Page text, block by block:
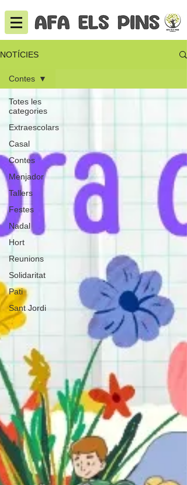
NOTÍCIES
Totes les
categories
Extraescolars
Casal
Contes
Menjador
Tallers
Festes
Nadal
Hort
Reunions
Solidaritat
Pati
Sant Jordi
Contes